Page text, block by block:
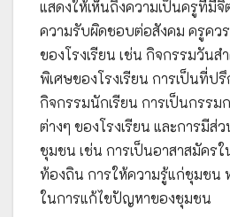
แสดงให้เห็นถึงความเป็นครูที่มี
ความรับผิดชอบต่อสังคม ครูคว
ของโรงเรียน เช่น กิจกรรมวันส
พิเศษของโรงเรียน การเป็นที่ป
กิจกรรมนักเรียน การเป็นกรร
ต่างๆ ของโรงเรียน และการมีส่
ชุมชน เช่น การเป็นอาสาสมัคร
ท้องถิน การให้ความรู้แก่ชุมชน
ในการแก้ไขปัญหาของชุมชน